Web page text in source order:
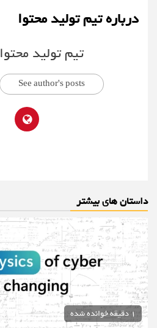
درباره تیم تولید محتوا
تیم تولید محتوا
See author's posts
داستان های بیشتر
1 دقیقه خوانده شده